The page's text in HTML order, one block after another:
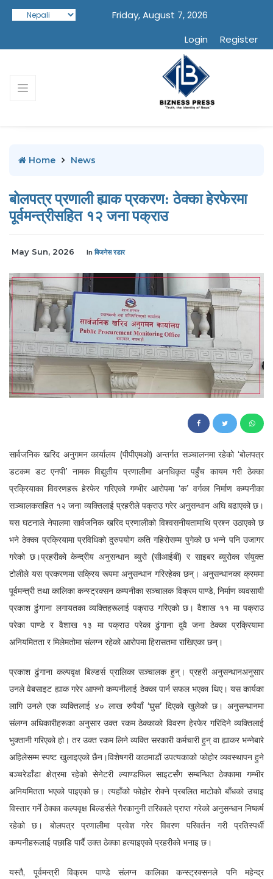
Friday, August 7, 2026
Login
Register
Home News
बोलपत्र प्रणाली ह्याक प्रकरण: ठेक्का हेरफेरमा
पूर्वमन्त्रीसहित १२ जना पक्राउ
May Sun, 2026 In बिजनेस रडार
सार्वजनिक खरिद अनुगमन कार्यालय (पीपीएमओ) अन्तर्गत सञ्चालनमा रहेको ‘बोलपत्र
डटकम डट एनपी’ नामक विद्युतीय प्रणालीमा अनधिकृत पहुँच कायम गरी ठेक्का
प्रक्रियाका विवरणहरू हेरफेर गरिएको गम्भीर आरोपमा ‘क’ वर्गका निर्माण कम्पनीका
सञ्चालकसहित १२ जना व्यक्तिलाई प्रहरीले पक्राउ गरेर अनुसन्धान अघि बढाएको छ।
यस घटनाले नेपालमा सार्वजनिक खरिद प्रणालीको विश्वसनीयतामाथि प्रश्न उठाएको छ
भने ठेक्का प्रक्रियामा प्रविधिको दुरुपयोग कति गहिरोसम्म पुगेको छ भन्ने पनि उजागर
गरेको छ।प्रहरीको केन्द्रीय अनुसन्धान ब्युरो (सीआईबी) र साइबर ब्युरोका संयुक्त
टोलीले यस प्रकरणमा सक्रिय रूपमा अनुसन्धान गरिरहेका छन्। अनुसन्धानका क्रममा
पूर्वमन्त्री तथा कालिका कन्स्ट्रक्सन कम्पनीका सञ्चालक विक्रम पाण्डे, निर्माण व्यवसायी
प्रकाश ढुंगाना लगायतका व्यक्तिहरूलाई पक्राउ गरिएको छ। वैशाख ११ मा पक्राउ
परेका पाण्डे र वैशाख १३ मा पक्राउ परेका ढुंगाना दुवै जना ठेक्का प्रक्रियामा
अनियमितता र मिलेमतोमा संलग्न रहेको आरोपमा हिरासतमा राखिएका छन्।
प्रकाश ढुंगाना कल्पवृक्ष बिल्डर्स प्रालिका सञ्चालक हुन्। प्रहरी अनुसन्धानअनुसार
उनले वेबसाइट ह्याक गरेर आफ्नो कम्पनीलाई ठेक्का पार्न सफल भएका थिए। यस कार्यका
लागि उनले एक व्यक्तिलाई ४० लाख रुपैयाँ ‘घुस’ दिएको खुलेको छ। अनुसन्धानमा
संलग्न अधिकारीहरूका अनुसार उक्त रकम ठेक्काको विवरण हेरफेर गरिदिने व्यक्तिलाई
भुक्तानी गरिएको हो। तर उक्त रकम लिने व्यक्ति सरकारी कर्मचारी हुन् वा ह्याकर भन्नेबारे
अहिलेसम्म स्पष्ट खुलाइएको छैन।विशेषगरी काठमाडौं उपत्यकाको फोहोर व्यवस्थापन हुने
बञ्चरेडाँडा क्षेत्रमा रहेको सेनेटरी ल्याण्डफिल साइटसँग सम्बन्धित ठेक्कामा गम्भीर
अनियमितता भएको पाइएको छ। त्यहाँको फोहोर रोक्ने प्रबलित माटोको बाँधको उचाइ
विस्तार गर्ने ठेक्का कल्पवृक्ष बिल्डर्सले गैरकानुनी तरिकाले प्राप्त गरेको अनुसन्धान निष्कर्ष
रहेको छ। बोलपत्र प्रणालीमा प्रवेश गरेर विवरण परिवर्तन गरी प्रतिस्पर्धी
कम्पनीहरूलाई पछाडि पार्दै उक्त ठेक्का हत्याइएको प्रहरीको भनाइ छ।
यस्तै, पूर्वमन्त्री विक्रम पाण्डे संलग्न कालिका कन्स्ट्रक्सनले पनि महेन्द्र